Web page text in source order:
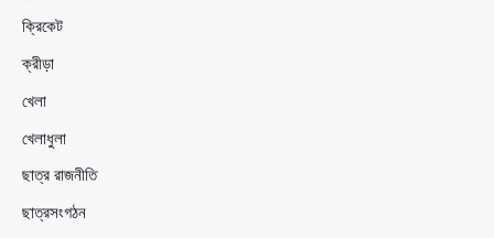
ক্রিকেট
ক্রীড়া
খেলা
খেলাধুলা
ছাত্র রাজনীতি
ছাত্রসংগঠন